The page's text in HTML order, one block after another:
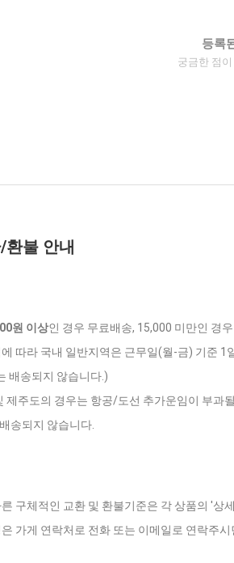
등록
궁금한 점
불 안내
원 이상인 경우 무료배송, 15,000 미만인 경
따라 국내 일반지역은 근무일(월-금) 기준
배송되지 않습니다.)
제주도의 경우는 항공/도선 추가운임이 부과
송되지 않습니다.
구체적인 교환 및 환불기준은 각 상품의 '상
가게 연락처로 전화 또는 이메일로 연락주